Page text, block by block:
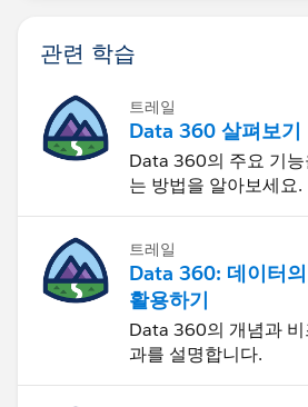
관련 학습
트레일
Data 360 살펴보기
Data 360의 주요 기
는 방법을 알아보세요.
트레일
Data 360: 데이터
활용하기
Data 360의 개념과
과를 설명합니다.